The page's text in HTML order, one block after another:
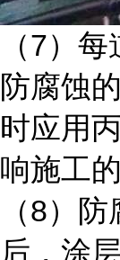
（7）每
防腐蚀
时应用
响施工
（8）防
后，涂